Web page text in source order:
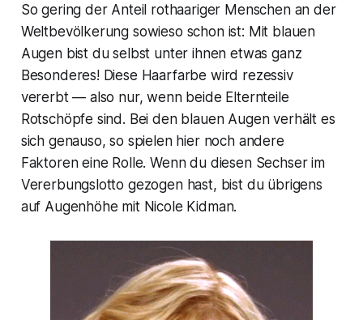
So gering der Anteil rothaariger Menschen an der
Weltbevölkerung sowieso schon ist: Mit blauen
Augen bist du selbst unter ihnen etwas ganz
Besonderes! Diese Haarfarbe wird rezessiv
vererbt — also nur, wenn beide Elternteile
Rotschöpfe sind. Bei den blauen Augen verhält es
sich genauso, so spielen hier noch andere
Faktoren eine Rolle. Wenn du diesen Sechser im
Vererbungslotto gezogen hast, bist du übrigens
auf Augenhöhe mit Nicole Kidman.